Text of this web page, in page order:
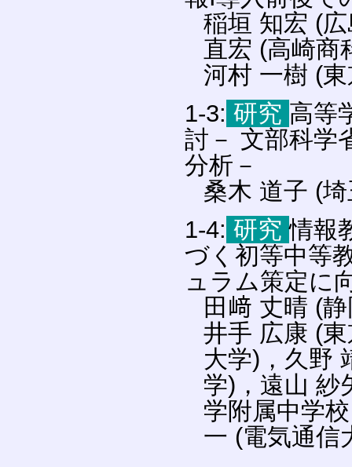
稲垣 知宏 (
直宏 (高崎商
河村 一樹 (
1-3: 研究 高等
討－ 文部科学
分析－
桑木 道子 (
1-4: 研究情報
づく初等中等
ュラム策定に
田﨑 丈晴 (
井手 広康 (
大学)，久野
学)，遠山 紗
学附属中学
一 (電気通信